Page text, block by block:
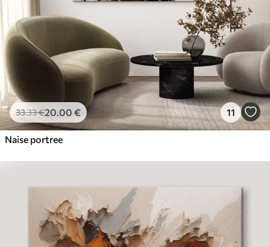
33.33€20.00 € 11
Naise portree